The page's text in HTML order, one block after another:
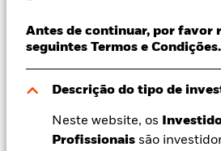
Antes de continuar, por favor
seguintes Termos e Condições.
Descrição do tipo de
Neste website, os
Profissionais são
Profissionais
Portugal
Change location
BlackRock
USD 55,30
52 semanas 41,62 - 56,11
Variação do NAV a dia 07 ago. 2026
USD 0,35 (0,64%)